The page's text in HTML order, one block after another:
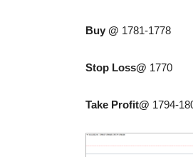
Buy @ 1781-1778
Stop Loss@ 1770
Take Profit@ 1794-